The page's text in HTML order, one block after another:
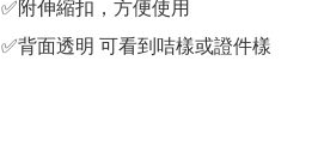
✅附伸縮扣，方便使用
✅背面透明 可看到咭樣或證件樣